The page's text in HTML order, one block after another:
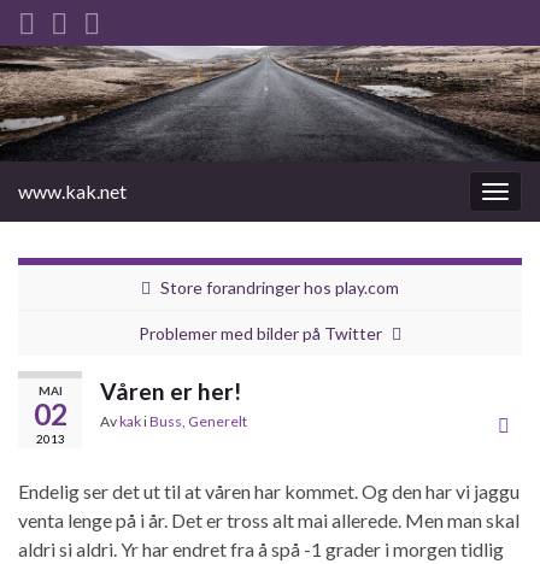
Slåu
av/på
www.kak.net
Store forandringer hos play.com
Problemer med bilder på Twitter
MAI
02
2013
Våren er her!
AvkakiBuss Generelt
Endelig ser det ut til at våren har kommet. Og den har vi jaggu
venta lenge på i år. Det er tross alt mai allerede. Men man skal
aldri si aldri. Yr har endret fra å spå -1 grader i morgen tidlig